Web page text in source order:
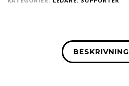
BESKRIVNING